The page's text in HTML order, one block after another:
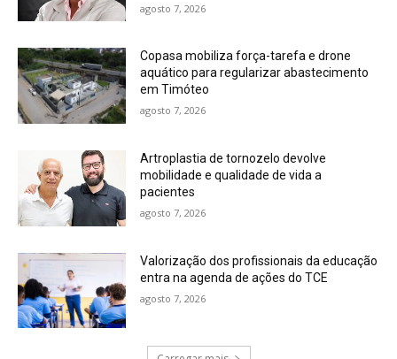
agosto 7, 2026
Copasa mobiliza força-tarefa e drone
aquático para regularizar abastecimento
em Timóteo
agosto 7, 2026
Artroplastia de tornozelo devolve
mobilidade e qualidade de vida a
pacientes
agosto 7, 2026
Valorização dos profissionais da educação
entra na agenda de ações do TCE
agosto 7, 2026